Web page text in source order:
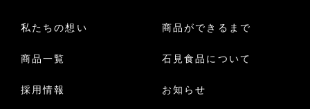
私たちの想い 商品ができるまで
商品一覧 石見食品について
採用情報 お知らせ